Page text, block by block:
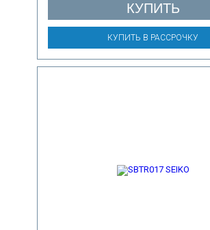
КУПИТЬ
КУПИТЬ В РАССРОЧКУ